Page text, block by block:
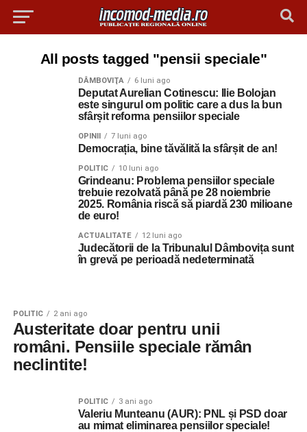
All posts tagged "pensii speciale"
DÂMBOVIŢA 6 luni ago
Deputat Aurelian Cotinescu: Ilie Bolojan
este singurul om politic care a dus la bun
sfârșit reforma pensiilor speciale
OPINII 7 luni ago
Democrația, bine tăvălită la sfârșit de an!
POLITIC 10 luni ago
Grindeanu: Problema pensiilor speciale
trebuie rezolvată până pe 28 noiembrie
2025. România riscă să piardă 230 milioane
de euro!
ACTUALITATE 12 luni ago
Judecătorii de la Tribunalul Dâmbovița sunt
în grevă pe perioadă nedeterminată
POLITIC 2 ani ago
Austeritate doar pentru unii
români. Pensiile speciale rămân
neclintite!
POLITIC 3 ani ago
Valeriu Munteanu (AUR): PNL și PSD doar
au mimat eliminarea pensiilor speciale!